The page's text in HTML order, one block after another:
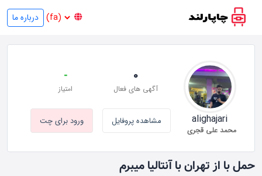
درباره ما
حمل با از تهران با آنتالیا میبرم
alighajari
محمد علی قجری
0
آگهی های فعال
-
امتیاز
مشاهده پروفایل ورود برای چت